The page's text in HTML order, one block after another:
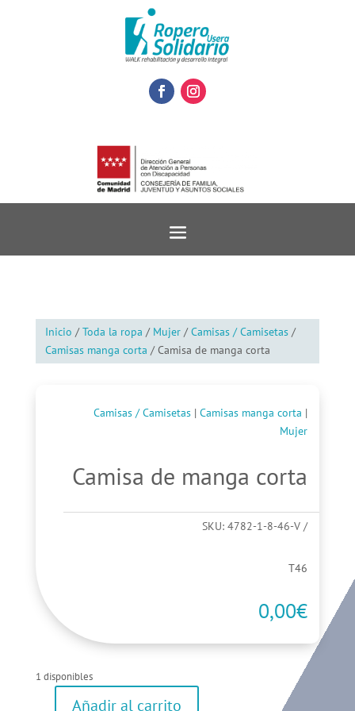
Inicio /Toda la ropa / Mujer/Camisas / Camisetas/
Camisas manga corta / Camisa de manga corta
Camisas / Camisetas |Camisas manga corta |
Mujer
Camisa de manga corta
SKU:4782-1-8-46-V
T46
0,00€
1 disponibles
Añadir al carrito